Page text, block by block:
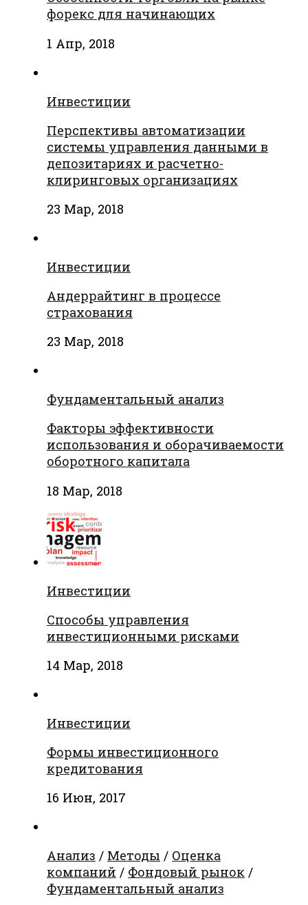
форекс для начинающих
1 Апр, 2018
Инвестиции
Перспективы автоматизации
системы управления данными в
депозитариях и расчетно-
клиринговых организациях
23 Мар, 2018
Инвестиции
Андеррайтинг в процессе
страхования
23 Мар, 2018
Фундаментальный анализ
Факторы эффективности
использования и оборачиваемости
оборотного капитала
18 Мар, 2018
Инвестиции
Способы управления
инвестиционными рисками
14 Мар, 2018
Инвестиции
Формы инвестиционного
кредитования
16 Июн, 2017
Анализ / Методы / Оценка
компаний / Фондовый рынок /
Фундаментальный анализ